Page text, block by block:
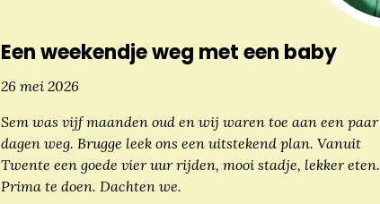
Een weekendje weg met een baby
26 mei 2026
Sem was vijf maanden oud en wij waren toe aan een paar
dagen weg. Brugge leek ons een uitstekend plan. Vanuit
Twente een goede vier uur rijden, mooi stadje, lekker eten.
Prima te doen. Dachten we.